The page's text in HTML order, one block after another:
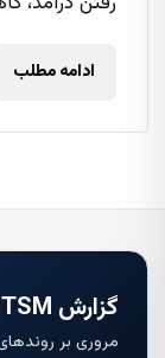
ادامه مطلب
گزارش ITSM و هوش مصنوعی
مروری بر